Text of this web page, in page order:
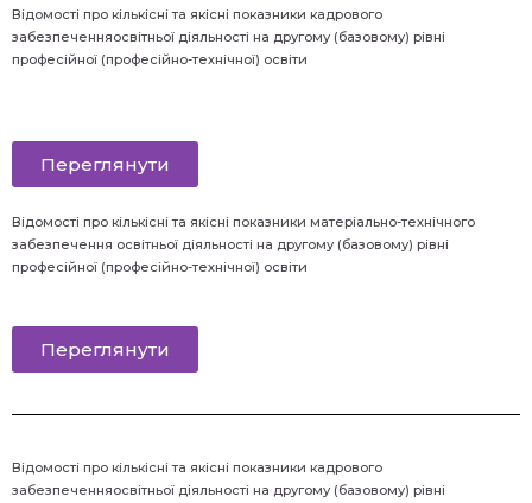
Відомості про кількісні та якісні показники кадрового
забезпеченняосвітньої діяльності на другому (базовому) рівні
професійної (професійно-технічної) освіти
Переглянути
Відомості про кількісні та якісні показники матеріально-технічного
забезпечення освітньої діяльності на другому (базовому) рівні
професійної (професійно-технічної) освіти
Переглянути
Відомості про кількісні та якісні показники кадрового
забезпеченняосвітньої діяльності на другому (базовому) рівні